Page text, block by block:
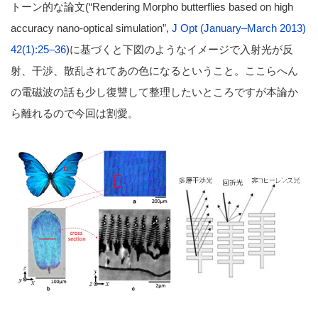
トーン的な論文(“Rendering Morpho butterflies based on high
accuracy nano-optical simulation”, J Opt (January–March 2013)
42(1):25–36)に基づくと下図のようなイメージで入射光が反
射、干渉、散乱されてあの色になるということ。ここらへん
の電磁波の話も少し復讐して整理したいところですが本論か
ら離れるので今回は割愛。